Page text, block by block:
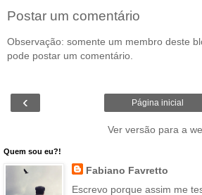
Postar um comentário
Observação: somente um membro deste
pode postar um comentário.
‹ Página inicial
Ver versão para a
Quem sou eu?!
Fabiano Favretto
Escrevo porque assim me